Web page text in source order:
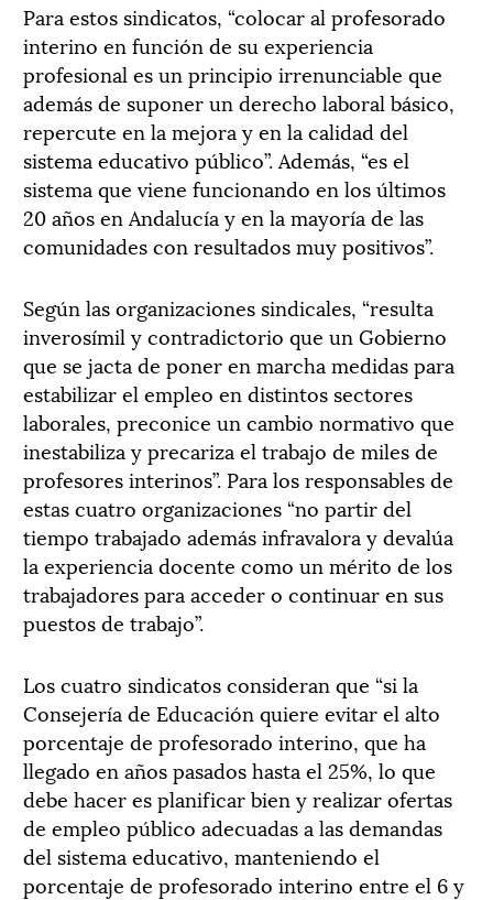
Para estos sindicatos, “colocar al profesorado
interino en función de su experiencia
profesional es un principio irrenunciable que
además de suponer un derecho laboral básico,
repercute en la mejora y en la calidad del
sistema educativo público”. Además, “es el
sistema que viene funcionando en los últimos
20 años en Andalucía y en la mayoría de las
comunidades con resultados muy positivos”.
Según las organizaciones sindicales, “resulta
inverosímil y contradictorio que un Gobierno
que se jacta de poner en marcha medidas para
estabilizar el empleo en distintos sectores
laborales, preconice un cambio normativo que
inestabiliza y precariza el trabajo de miles de
profesores interinos”. Para los responsables de
estas cuatro organizaciones “no partir del
tiempo trabajado además infravalora y devalúa
la experiencia docente como un mérito de los
trabajadores para acceder o continuar en sus
puestos de trabajo”.
Los cuatro sindicatos consideran que “si la
Consejería de Educación quiere evitar el alto
porcentaje de profesorado interino, que ha
llegado en años pasados hasta el 25%, lo que
debe hacer es planificar bien y realizar ofertas
de empleo público adecuadas a las demandas
del sistema educativo, manteniendo el
porcentaje de profesorado interino entre el 6 y